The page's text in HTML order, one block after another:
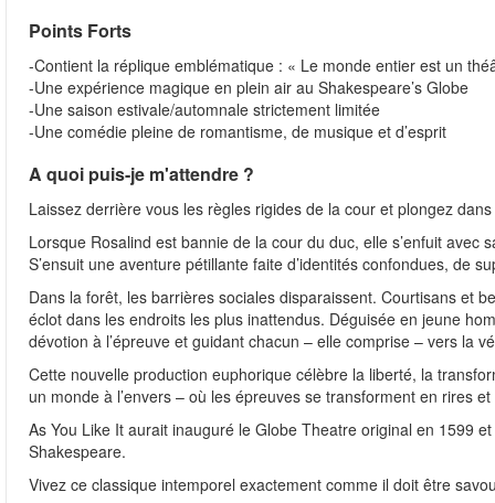
Points Forts
-Contient la réplique emblématique : « Le monde entier est un
-Une expérience magique en plein air au Shakespeare’s Globe
-Une saison estivale/automnale strictement limitée
-Une comédie pleine de romantisme, de musique et d’esprit
A quoi puis-je m'attendre ?
Laissez derrière vous les règles rigides de la cour et plongez
Lorsque Rosalind est bannie de la cour du duc, elle s’enfuit
S’ensuit une aventure pétillante faite d’identités confondues, de
Dans la forêt, les barrières sociales disparaissent. Courtisans et
éclot dans les endroits les plus inattendus. Déguisée en jeune
dévotion à l’épreuve et guidant chacun – elle comprise – vers la
Cette nouvelle production euphorique célèbre la liberté, la
un monde à l’envers – où les épreuves se transforment en rires
As You Like It aurait inauguré le Globe Theatre original en 1599
Shakespeare.
Vivez ce classique intemporel exactement comme il doit être